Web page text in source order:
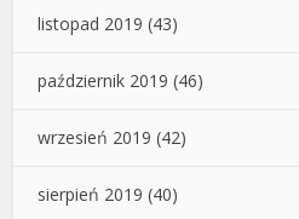
listopad 2019 (43)
październik 2019 (46)
wrzesień 2019 (42)
sierpień 2019 (40)